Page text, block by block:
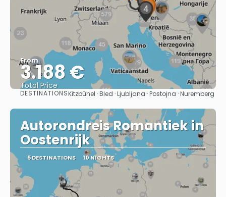
From
3.188 €
Total Price
See
DESTINATIONSKitzbühel · Bled · Ljubljana · Postojna · Nuremberg
Autorondreis Romantiek in
Oostenrijk
5 DESTINATIONS 10 NIGHTS